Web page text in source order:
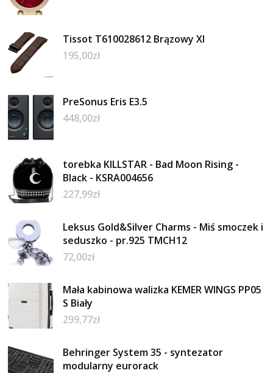
Tissot T610028612 Brązowy Xl
195,00zł
PreSonus Eris E3.5
448,00zł
torebka KILLSTAR - Bad Moon Rising -
Black - KSRA004656
227,99zł
Leksus Gold&Silver Charms - Miś smoczek i
seduszko - pr.925 TMCH12
72,00zł
Mała kabinowa walizka KEMER WINGS PP05
S Biały
299,77zł
Behringer System 35 - syntezator
modularny eurorack